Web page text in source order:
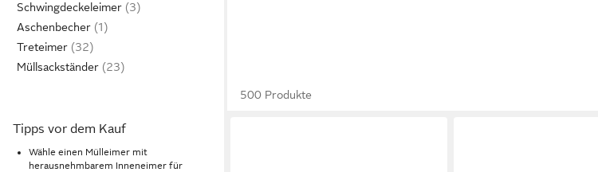
Schwingdeckeleimer
Aschenbecher
Treteimer
Müllsackständer
Tipps vor dem Kauf
Wähle einen Mülleimer mit
herausnehmbarem Inneneimer für
500 Produkte